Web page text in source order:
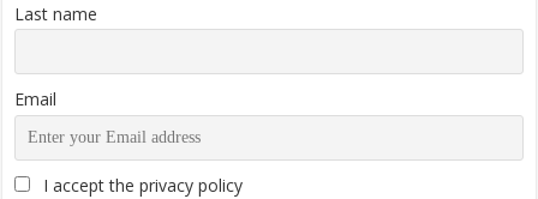
Last name
Email
I accept the privacy policy